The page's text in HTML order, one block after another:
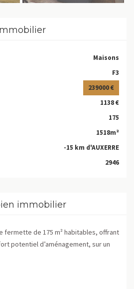
Maisons
F3
239000 €
1138 €
175
1518m²
-15 km d'AUXERRE
2946
immobilier
fermette de 175 m² habitables, offrant
potentiel d’aménagement, sur un